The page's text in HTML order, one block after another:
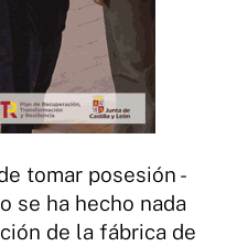
tomar posesión -
se ha hecho nada
de la fábrica de